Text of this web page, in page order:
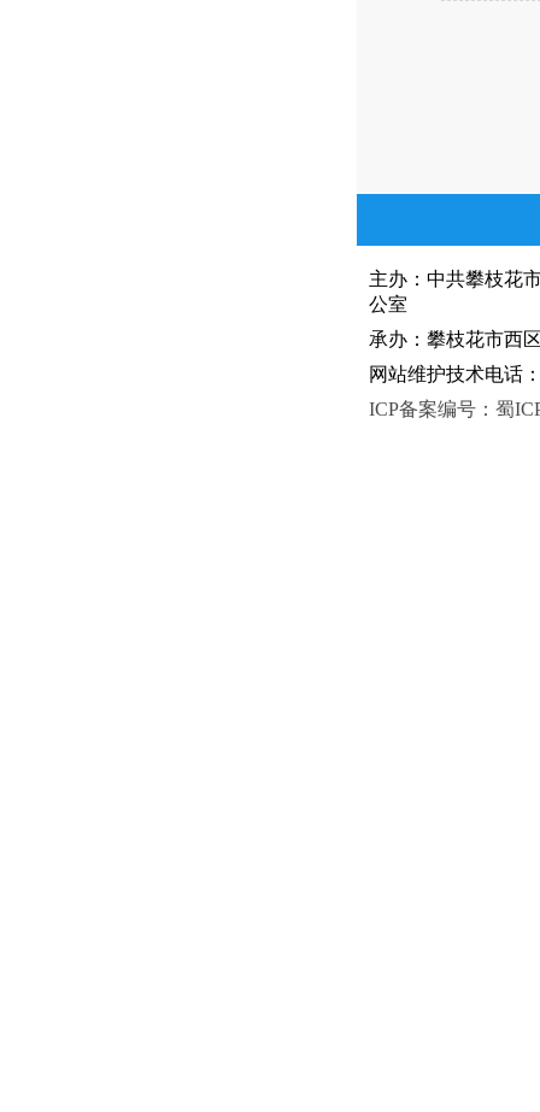
主办：中共攀枝
公室
承办：攀枝花市西
网站维护技术电话
ICP备案编号：蜀